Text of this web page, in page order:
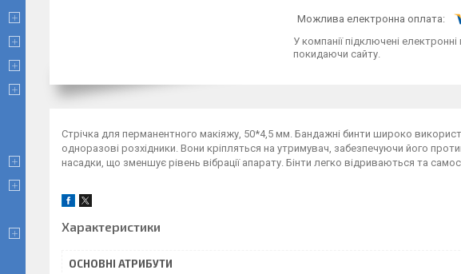
У компанії підключені
покидаючи сайту.
Стрічка для перманентного макіяжу, 50*4,5 мм. Бандажні бинти широко
одноразові розхідники. Вони кріпляться на утримувач, забезпечуючи його
насадки, що зменшує рівень вібрації апарату. Бінти легко відриваються та
Характеристики
ОСНОВНІ АТРИБУТИ